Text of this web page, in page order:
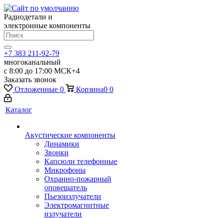
Радиодетали и
электронные компоненты
+7 383 211-92-79
многоканальный
с 8:00 до 17:00 МСК+4
Заказать звонок
Отложенные 0 Корзина0 0
Каталог
Акустические компоненты
Динамики
Звонки
Капсюли телефонные
Микрофоны
Охранно-пожарный
оповещатель
Пьезоизлучатели
Электромагнитные
излучатели